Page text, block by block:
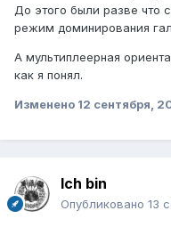
До этого были разве что
режим доминирования
А мультиплеерная
как я понял.
Изменено 12 сентября,
Ich bin
Опубликовано 13